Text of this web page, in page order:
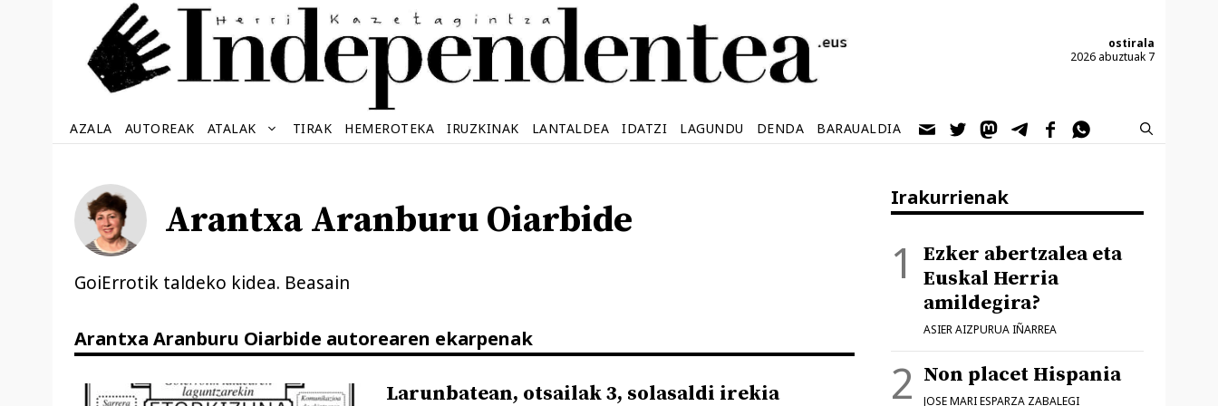
ostirala
2026 abuztuak 7
AZALA AUTOREAK ATALAK TIRAK HEMEROTEKA IRUZKINAK LANTALDEA IDATZI LAGUNDU DENDA BARAUALDIA
Arantxa Aranburu Oiarbide
GoiErrotik taldeko kidea. Beasain
Arantxa Aranburu Oiarbide autorearen ekarpenak
Larunbatean, otsailak 3, solasaldi irekia
Irakurrienak
Ezker abertzalea eta
Euskal Herria
amildegira?
ASIER AIZPURUA IÑARREA
Non placet Hispania
JOSE MARI ESPARZA ZABALEGI